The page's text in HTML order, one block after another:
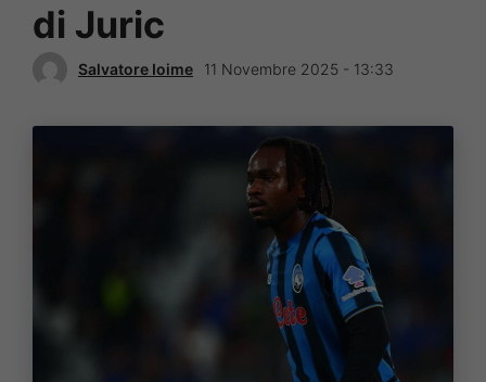
di Juric
Salvatore Ioime 11 Novembre 2025 - 13:33